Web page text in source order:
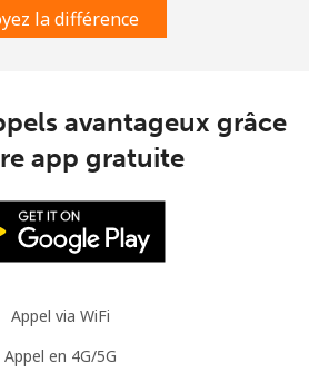
la différence
avantageux grâce
app gratuite
Appel via WiFi
Appel en 4G/5G